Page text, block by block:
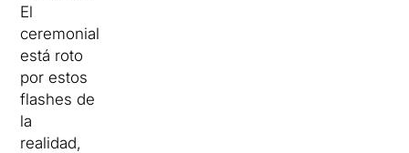
El
ceremonial
está roto
por estos
flashes de
la
realidad,